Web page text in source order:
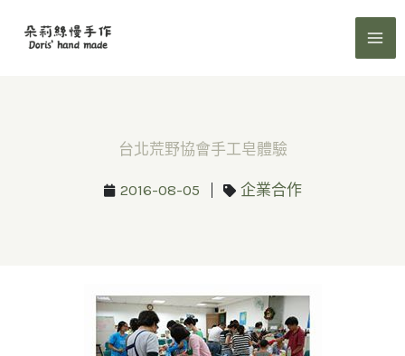
台北荒野協會手工皂體驗
2016-08-05 企業合作